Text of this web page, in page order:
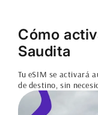
Cómo
Saudita
Tu eSIM se activará
de destino, sin